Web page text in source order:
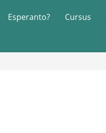
Esperanto? Cursus